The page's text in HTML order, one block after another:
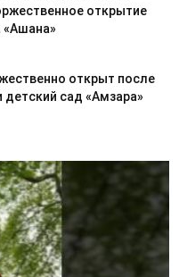
открытие
«Ашана»
открыт после
детский сад «Амзара»